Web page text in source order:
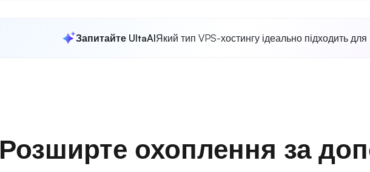
Запитайте UltaAIЯкий тип VPS-хостингу ідеально підходить
Розширте охоплення за